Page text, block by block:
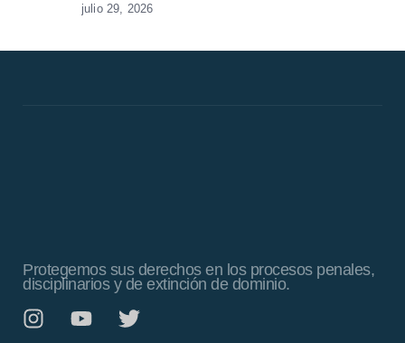
julio 29, 2026
Protegemos sus derechos en los procesos penales,
disciplinarios y de extinción de dominio.